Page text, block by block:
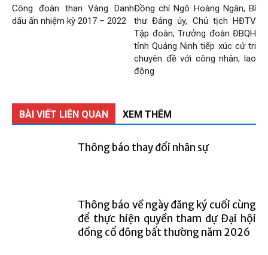
Công đoàn than Vàng Danh
dấu ấn nhiệm kỳ 2017 – 2022
Đồng chí Ngô Hoàng Ngân, Bí
thư Đảng ủy, Chủ tịch HĐTV
Tập đoàn, Trưởng đoàn ĐBQH
tỉnh Quảng Ninh tiếp xúc cử tri
chuyên đề với công nhân, lao
động
BÀI VIẾT LIÊN QUAN XEM THÊM
Thông báo thay đổi nhân sự
Thông báo về ngày đăng ký cuối cùng
để thực hiện quyền tham dự Đại hội
đồng cổ đông bất thường năm 2026